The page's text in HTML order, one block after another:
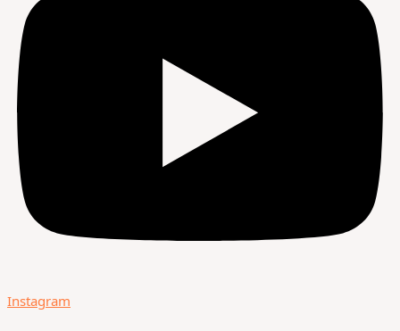
Instagram